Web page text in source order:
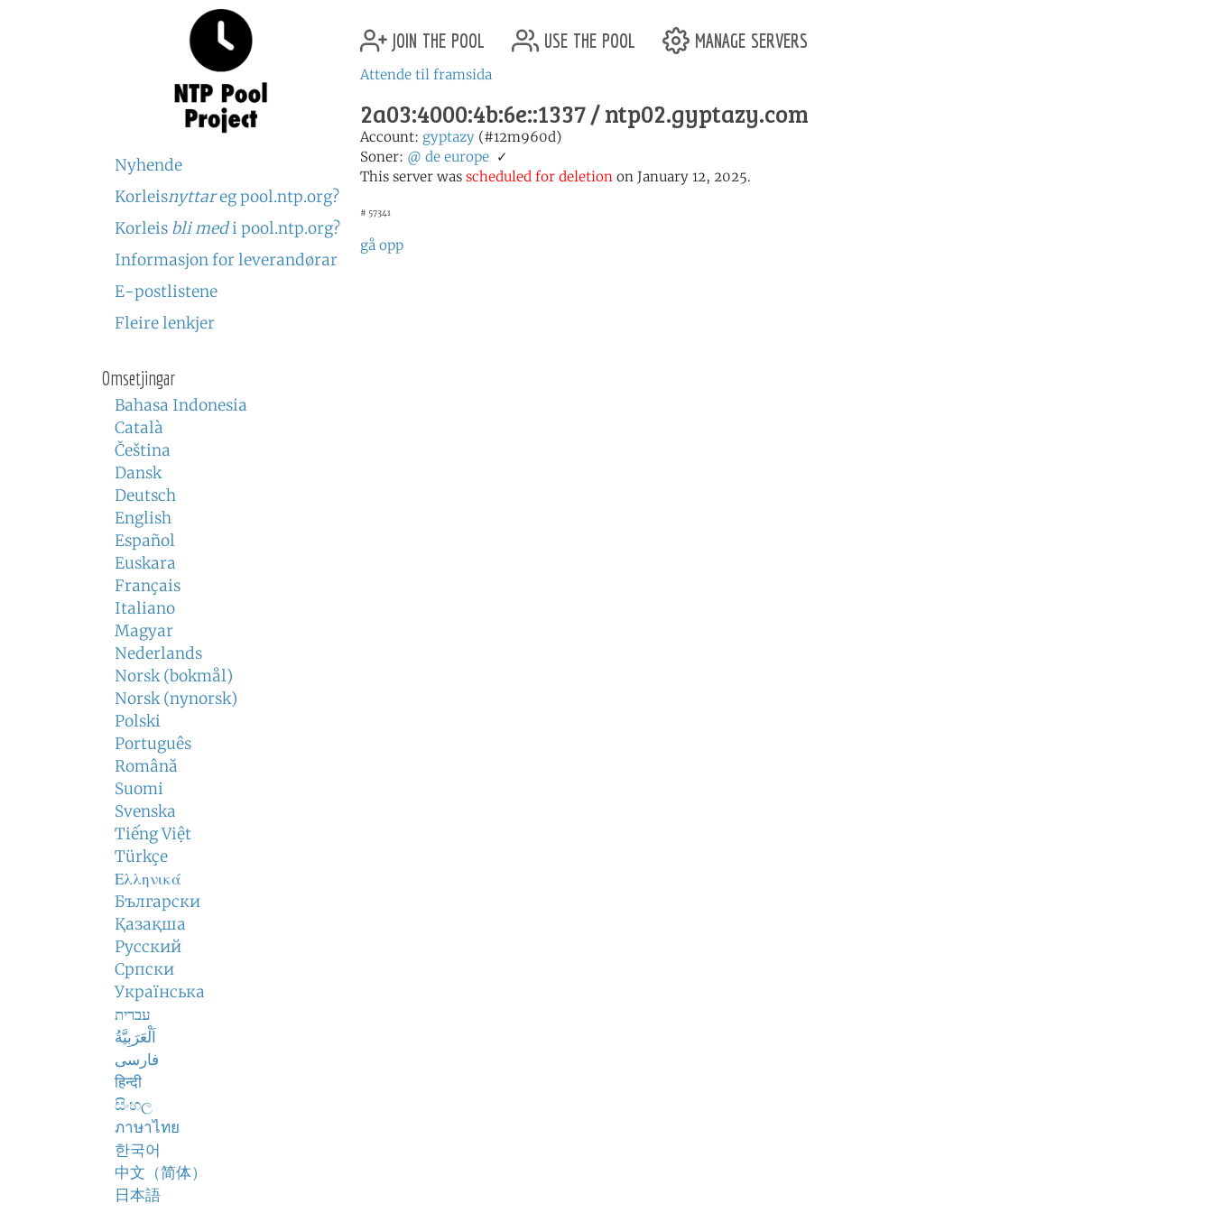
Nyhende
Korleisnyttareg pool.ntp.org?
Korleis bli medi pool.ntp.org?
Informasjon for leverandørar
E-postlistene
Fleire lenkjer
Omsetjingar
Bahasa Indonesia
Català
Čeština
Dansk
Deutsch
English
Español
Euskara
Français
Italiano
Magyar
Nederlands
Norsk (bokmål)
Norsk (nynorsk)
Polski
Português
Română
Suomi
Svenska
Tiếng Việt
Türkçe
Ελληνικά
Български
Қазақша
Русский
Српски
Українська
עברית
اَلْعَرَبِيَّةُ
فارسی
हिन्दी
සිංහල
ภาษาไทย
한국어
中文（简体）
日本語
join the pool use the pool manage servers
Attende til framsida
2a03:4000:4b:6e::1337 / ntp02.gyptazy.com
Account: gyptazy (#12m960d)
Soner: @ de europe ✓
This server was scheduled for deletion on January 12, 2025.
# 57341
gå opp